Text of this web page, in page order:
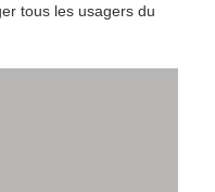
tous les usagers du